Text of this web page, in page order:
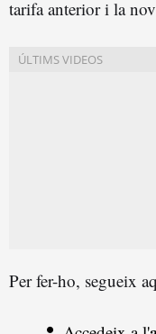
tarifa anterior i la
Per fer-ho, segueix